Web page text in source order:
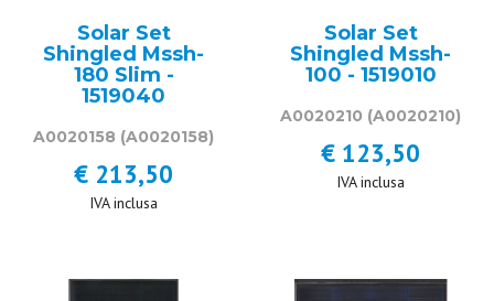
Solar Set
Shingled Mssh-
180 Slim -
1519040
A0020158 (A0020158)
€ 213,50
IVA inclusa
Solar Set
Shingled Mssh-
100 - 1519010
A0020210 (A0020210)
€ 123,50
IVA inclusa